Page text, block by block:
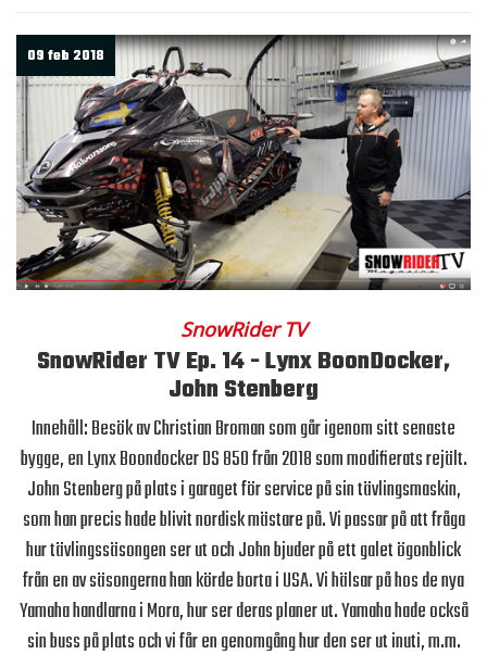
09 feb 2018
SnowRider TV
SnowRider TV Ep. 14 - Lynx BoonDocker,
John Stenberg
Innehåll: Besök av Christian Broman som går igenom sitt senaste
bygge, en Lynx Boondocker DS 850 från 2018 som modifierats rejält.
John Stenberg på plats i garaget för service på sin tävlingsmaskin,
som han precis hade blivit nordisk mästare på. Vi passar på att fråga
hur tävlingssäsongen ser ut och John bjuder på ett galet ögonblick
från en av säsongerna han körde borta i USA. Vi hälsar på hos de nya
Yamaha handlarna i Mora, hur ser deras planer ut. Yamaha hade också
sin buss på plats och vi får en genomgång hur den ser ut inuti, m.m.